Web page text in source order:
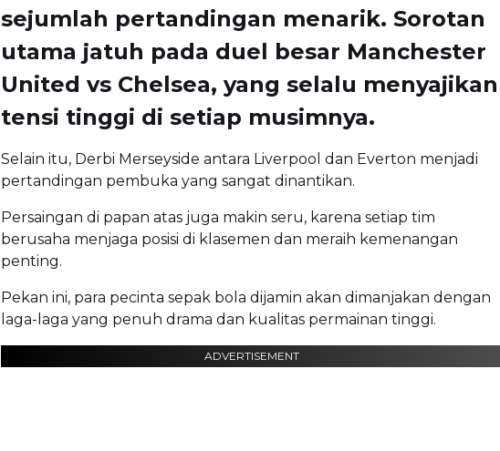
sejumlah pertandingan menarik. Sorotan
utama jatuh pada duel besar Manchester
United vs Chelsea, yang selalu menyajikan
tensi tinggi di setiap musimnya.
Selain itu, Derbi Merseyside antara Liverpool dan Everton menjadi
pertandingan pembuka yang sangat dinantikan.
Persaingan di papan atas juga makin seru, karena setiap tim
berusaha menjaga posisi di klasemen dan meraih kemenangan
penting.
Pekan ini, para pecinta sepak bola dijamin akan dimanjakan dengan
laga-laga yang penuh drama dan kualitas permainan tinggi.
ADVERTISEMENT